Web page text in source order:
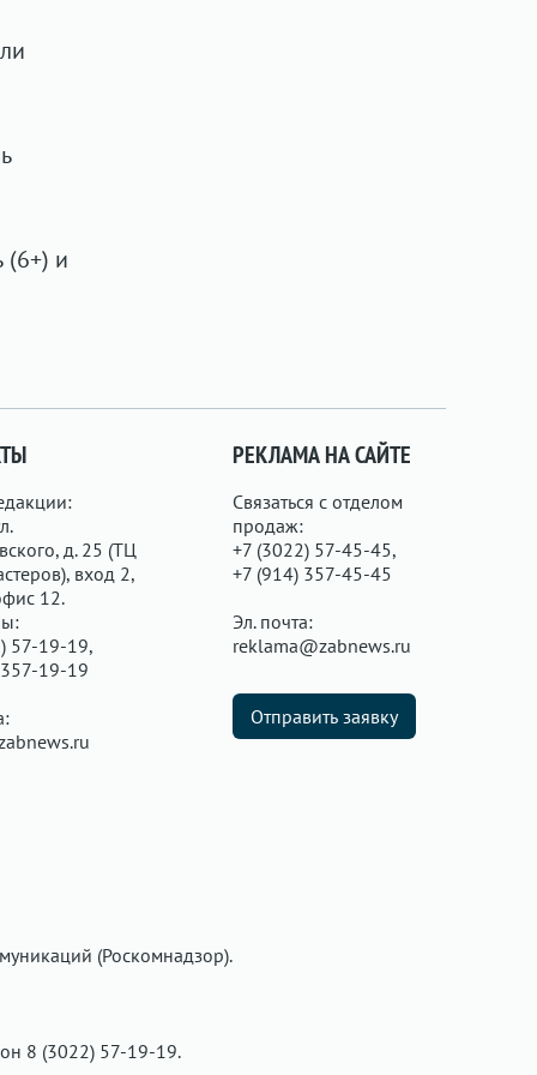
(6+) и
д. 25 (ТЦ
вход 2,
12.
57-19-19,
19-19
РЕКЛАМА НА САЙТЕ
Связаться с отделом
продаж:
+7 (3022) 57-45-45,
+7 (914) 357-45-45
Эл. почта:
reklama@zabnews.ru
Отправить заявку
(Роскомнадзор).
8 (3022) 57-19-19.